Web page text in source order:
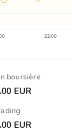
22:00
boursière
EUR
EUR